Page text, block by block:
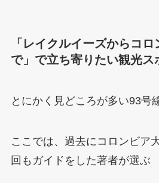
「レイクルイーズからコ
で」で立ち寄りたい観光ス
とにかく見どころが多い93号
ここでは、過去にコロンビア
回もガイドをした著者が選ぶ